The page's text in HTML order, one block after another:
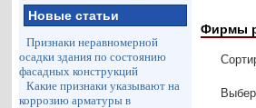
Новые статьи
Признаки неравномерной
осадки здания по состоянию
фасадных конструкций
Какие признаки указывают на
коррозию арматуры в
Фирмы